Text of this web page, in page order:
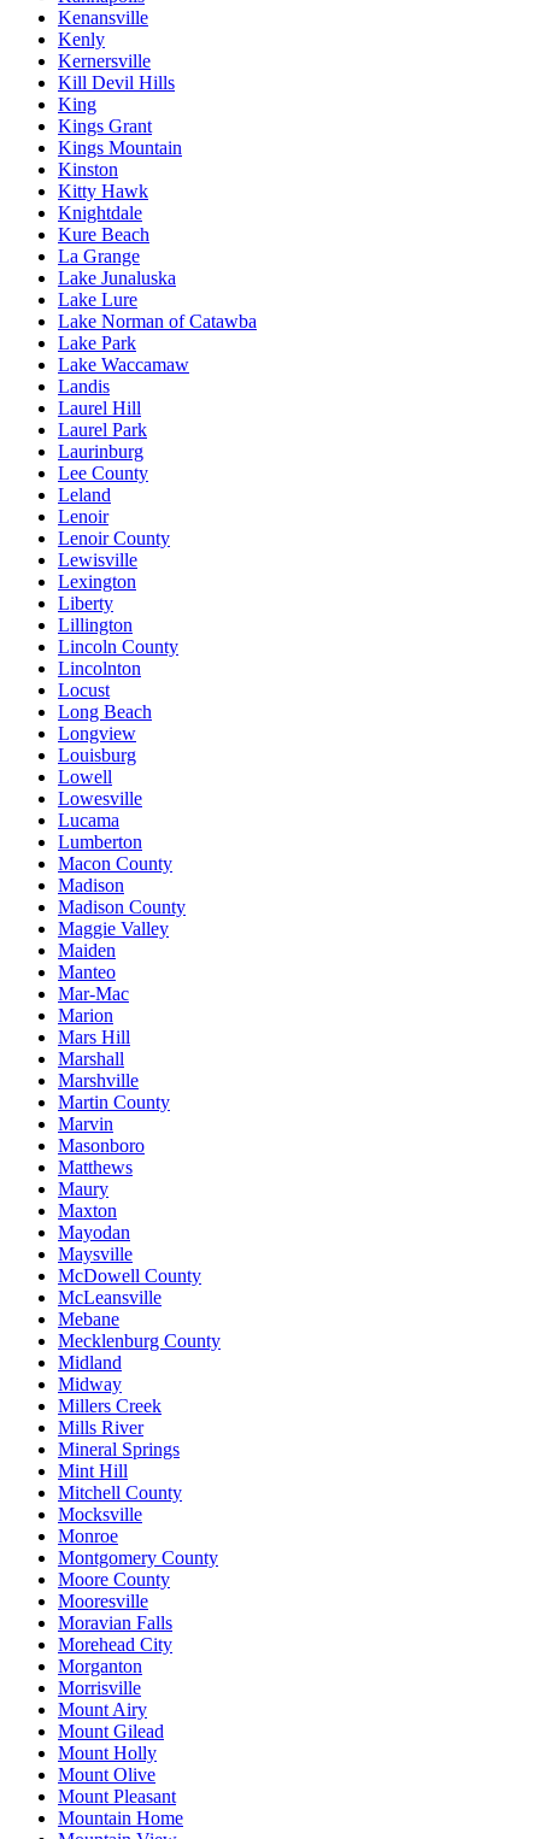
Kenansville
Kenly
Kernersville
Kill Devil Hills
King
Kings Grant
Kings Mountain
Kinston
Kitty Hawk
Knightdale
Kure Beach
La Grange
Lake Junaluska
Lake Lure
Lake Norman of Catawba
Lake Park
Lake Waccamaw
Landis
Laurel Hill
Laurel Park
Laurinburg
Lee County
Leland
Lenoir
Lenoir County
Lewisville
Lexington
Liberty
Lillington
Lincoln County
Lincolnton
Locust
Long Beach
Longview
Louisburg
Lowell
Lowesville
Lucama
Lumberton
Macon County
Madison
Madison County
Maggie Valley
Maiden
Manteo
Mar-Mac
Marion
Mars Hill
Marshall
Marshville
Martin County
Marvin
Masonboro
Matthews
Maury
Maxton
Mayodan
Maysville
McDowell County
McLeansville
Mebane
Mecklenburg County
Midland
Midway
Millers Creek
Mills River
Mineral Springs
Mint Hill
Mitchell County
Mocksville
Monroe
Montgomery County
Moore County
Mooresville
Moravian Falls
Morehead City
Morganton
Morrisville
Mount Airy
Mount Gilead
Mount Holly
Mount Olive
Mount Pleasant
Mountain Home